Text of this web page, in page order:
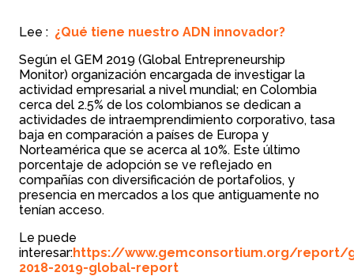
Lee : ¿Qué tiene nuestro ADN innovador?
Según el GEM 2019 (Global Entrepreneurship
Monitor) organización encargada de investigar la
actividad empresarial a nivel mundial; en Colombia
cerca del 2.5% de los colombianos se dedican a
actividades de intraemprendimiento corporativo, tasa
baja en comparación a países de Europa y
Norteamérica que se acerca al 10%. Este último
porcentaje de adopción se ve reflejado en
compañías con diversificación de portafolios, y
presencia en mercados a los que antiguamente no
tenían acceso.
Le puede
interesar:https://www.gemconsortium.org/report/
2018-2019-global-report